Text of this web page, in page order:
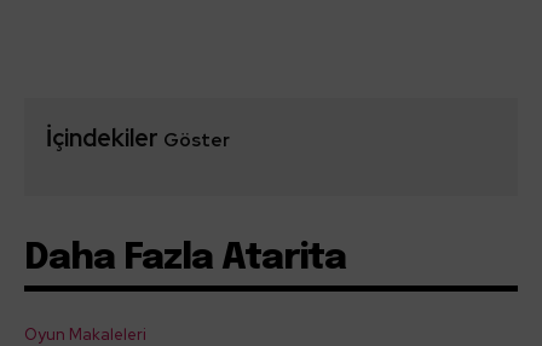
İçindekiler Göster
Daha Fazla Atarita
Oyun Makaleleri